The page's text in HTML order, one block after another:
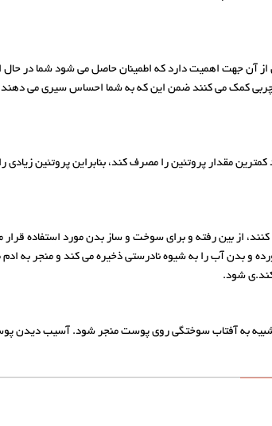
آن جهت اهمیت دارد که اطمینان حاصل می شود شما در
کمک می کنند ضمن این که به شما احساس سیری می دهند
مقدار پروتئین را مصرف کند، بنابراین پروتئین زیادی
از بین رفته و برای سوخت و ساز بدن مورد استفاده
و بدن آب را به شیوه نادرستی ذخیره می کند و منجر به
‌شود.
به آفتاب سوختگی روی پوست منجر شود. آسیب دیدن پوست